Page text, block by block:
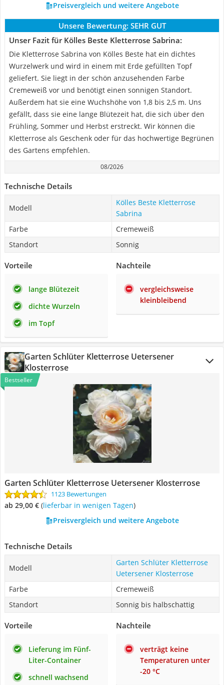
Preisvergleich und weitere Angebote
Unsere Bewertung: SEHR GUT
Unser Fazit für Kölles Beste Kletterrose Sabrina:
Die Kletterrose Sabrina von Kölles Beste hat ein dichtes
Wurzelwerk und wird in einem mit Erde gefüllten Topf
geliefert. Sie liegt in der schön anzusehenden Farbe
Cremeweiß vor und benötigt einen sonnigen Standort.
Außerdem hat sie eine Wuchshöhe von 1,8 bis 2,5 m. Uns
gefällt, dass sie eine lange Blütezeit hat, die sich über den
Frühling, Sommer und Herbst erstreckt. Wir können die
Kletterrose als Geschenk oder für das hochwertige Begrünen
des Gartens empfehlen.
08/2026
Technische Details
Modell
Kölles Beste Kletterrose
Sabrina
Farbe
Cremeweiß
Standort
Sonnig
Vorteile
lange Blütezeit
dichte Wurzeln
im Topf
Nachteile
vergleichsweise
kleinbleibend
Garten Schlüter Kletterrose Uetersener
Klosterrose
Bestseller
Garten Schlüter Kletterrose Uetersener Klosterrose
1123 Bewertungen
ab 29,00 € ( Lieferbar in wenigen Tagen)
Preisvergleich und weitere Angebote
Technische Details
Modell
Garten Schlüter Kletterrose
Uetersener Klosterrose
Farbe
Cremeweiß
Standort
Sonnig bis halbschattig
Vorteile
Lieferung im Fünf-
Liter-Container
schnell wachsend
Nachteile
verträgt keine
Temperaturen unter
-20 °C